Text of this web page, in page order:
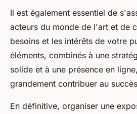
Il est également essentiel de
acteurs du monde de l'art et de
besoins et les intérêts de votre
éléments, combinés à une
solide et à une présence en
grandement contribuer au
En définitive, organiser une